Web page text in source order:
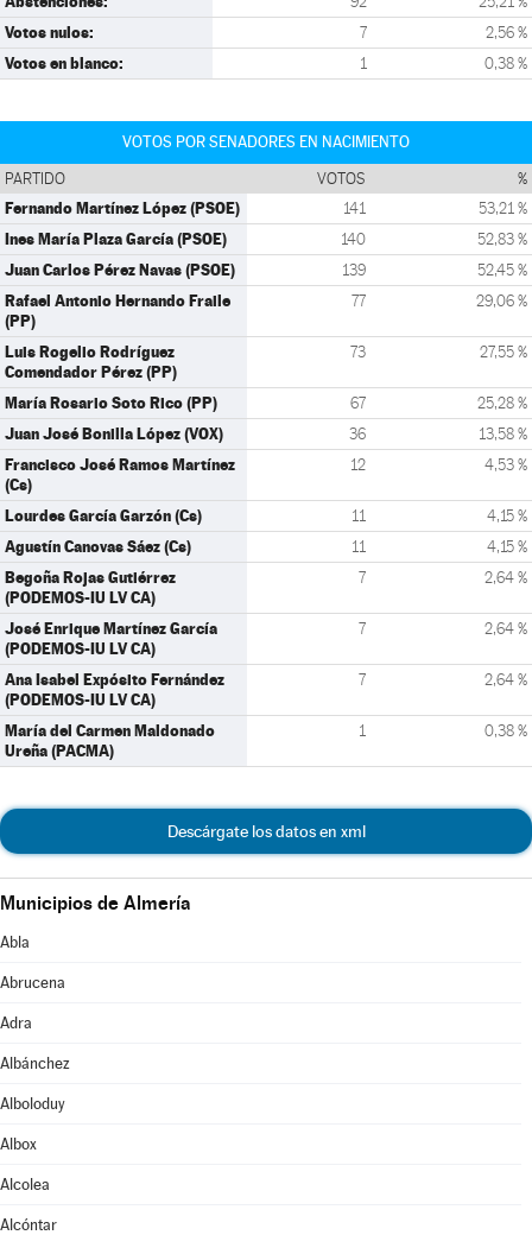
Votos nulos: 7 2,56 %
Votos en blanco: 1 0,38 %
VOTOS POR SENADORES EN NACIMIENTO
PARTIDO VOTOS %
Fernando Martínez López (PSOE) 141 53,21 %
Ines María Plaza García (PSOE) 140 52,83 %
Juan Carlos Pérez Navas (PSOE) 139 52,45 %
Rafael Antonio Hernando Fraile
(PP)
77 29,06 %
Luis Rogelio Rodríguez
Comendador Pérez (PP)
73 27,55 %
María Rosario Soto Rico (PP) 67 25,28 %
Juan José Bonilla López (VOX) 36 13,58 %
Francisco José Ramos Martínez
(Cs)
12 4,53 %
Lourdes García Garzón (Cs) 11 4,15 %
Agustín Canovas Sáez (Cs) 11 4,15 %
Begoña Rojas Gutiérrez
(PODEMOS-IU LV CA)
7 2,64 %
José Enrique Martínez García
(PODEMOS-IU LV CA)
7 2,64 %
Ana Isabel Expósito Fernández
(PODEMOS-IU LV CA)
7 2,64 %
María del Carmen Maldonado
Ureña (PACMA)
1 0,38 %
Descárgate los datos en xml
Municipios de Almería
Abla
Abrucena
Adra
Albánchez
Alboloduy
Albox
Alcolea
Alcóntar